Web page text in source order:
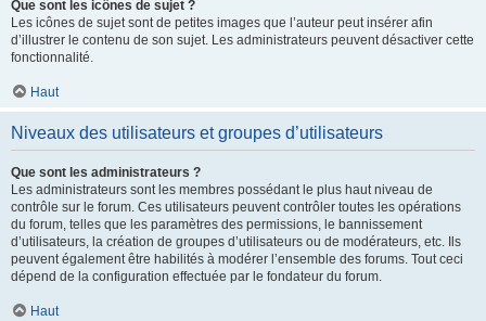
Que sont les icônes de sujet ?
Les icônes de sujet sont de petites images que l’auteur peut insérer afin
d’illustrer le contenu de son sujet. Les administrateurs peuvent désactiver cette
fonctionnalité.
Haut
Niveaux des utilisateurs et groupes d’utilisateurs
Que sont les administrateurs ?
Les administrateurs sont les membres possédant le plus haut niveau de
contrôle sur le forum. Ces utilisateurs peuvent contrôler toutes les opérations
du forum, telles que les paramètres des permissions, le bannissement
d’utilisateurs, la création de groupes d’utilisateurs ou de modérateurs, etc. Ils
peuvent également être habilités à modérer l’ensemble des forums. Tout ceci
dépend de la configuration effectuée par le fondateur du forum.
Haut